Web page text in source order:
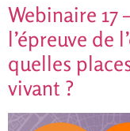
Webinaire 17
l’épreuve de
quelles
vivant ?